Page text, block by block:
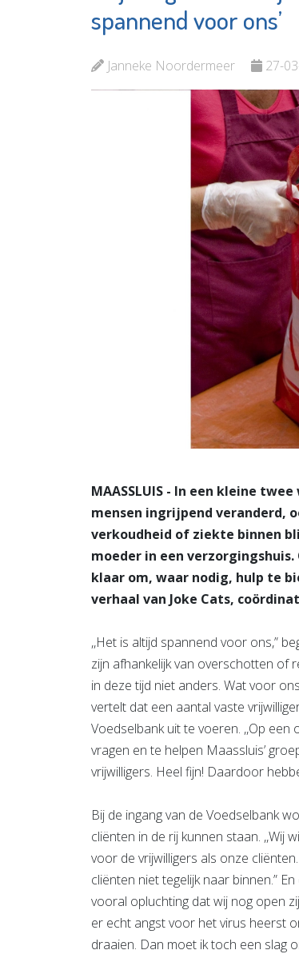
spannend voor ons’
Janneke Noordermeer 27-
MAASSLUIS - In een kleine
mensen ingrijpend veranderd,
verkoudheid of ziekte binnen
moeder in een
klaar om, waar nodig, hulp te
verhaal van Joke Cats,
,,Het is altijd spannend voor ons,”
zijn afhankelijk van overschotten of
in deze tijd niet anders. Wat voor
vertelt dat een aantal vaste
Voedselbank uit te voeren. ,,Op
vragen en te helpen Maassluis’
vrijwilligers. Heel fijn! Daardoor
Bij de ingang van de Voedselbank
cliënten in de rij kunnen staan. ,,Wij
voor de vrijwilligers als onze
cliënten niet tegelijk naar binnen.”
vooral opluchting dat wij nog open
er echt angst voor het virus heerst
draaien. Dan moet ik toch een slag
Bekijk de pagina